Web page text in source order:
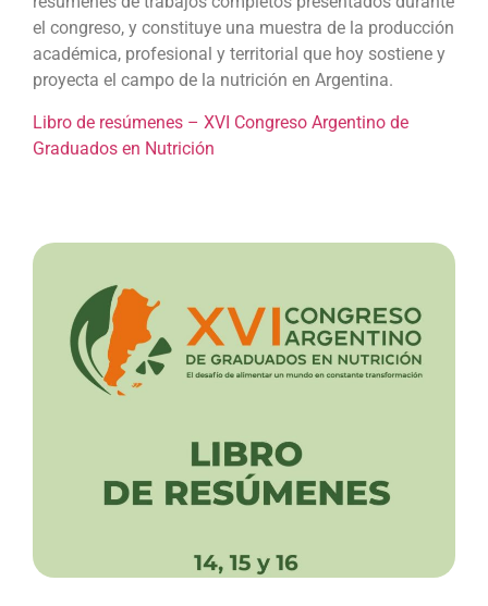
el congreso, y constituye una muestra de la producción
académica, profesional y territorial que hoy sostiene y
proyecta el campo de la nutrición en Argentina.
Libro de resúmenes – XVI Congreso Argentino de
Graduados en Nutrición